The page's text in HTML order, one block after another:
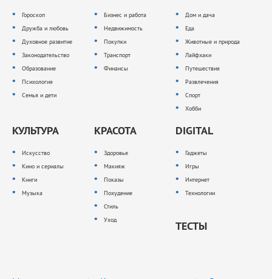
Гороскоп
Дружба и любовь
Духовное развитие
Законодательство
Образование
Психология
Семья и дети
Бизнес и работа
Недвижимость
Покупки
Транспорт
Финансы
Дом и дача
Еда
Животные и природа
Лайфхаки
Путешествия
Развлечения
Спорт
Хобби
КУЛЬТУРА
Искусство
Кино и сериалы
Книги
Музыка
КРАСОТА
Здоровье
Макияж
Показы
Похудение
Стиль
Уход
DIGITAL
Гаджеты
Игры
Интернет
Технологии
ТЕСТЫ